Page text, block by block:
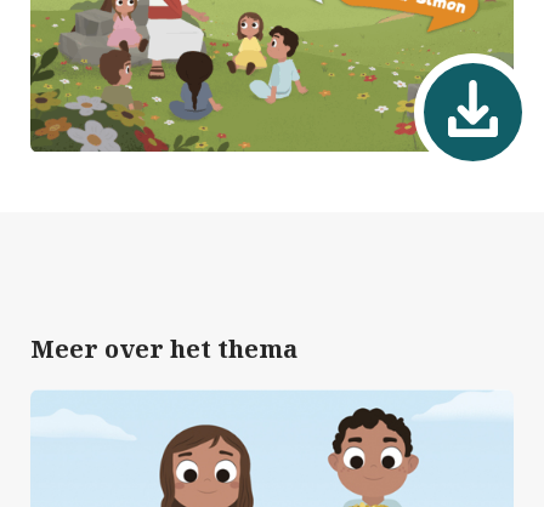
Meer over het thema